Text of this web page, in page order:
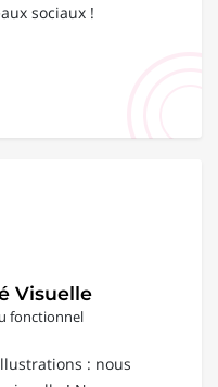
sociaux !
Visuelle
fonctionnel
: nous